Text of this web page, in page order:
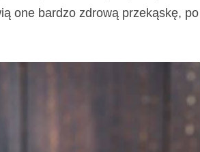
one bardzo zdrową przekąskę, po